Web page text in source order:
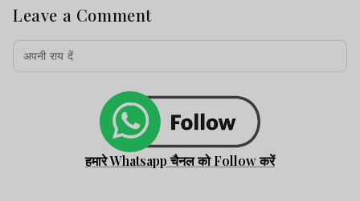
Leave a Comment
हमारे Whatsapp चैनल को Follow करें